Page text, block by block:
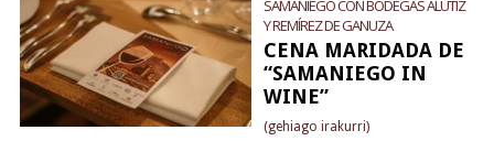
SAMANIEGO CON BODEGAS ALÚTIZ
Y REMÍREZ DE GANUZA
CENA MARIDADA DE
“SAMANIEGO IN
WINE”
(gehiago irakurri)